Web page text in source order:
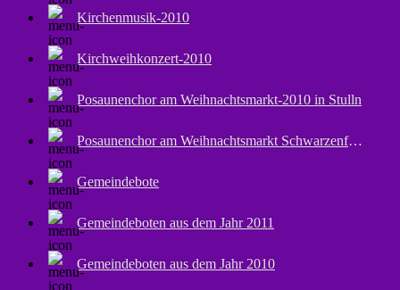
Kirchenmusik-2010
Kirchweihkonzert-2010
Posaunenchor am Weihnachtsmarkt-2010 in Stulln
Posaunenchor am Weihnachtsmarkt Schwarzenfeld
Gemeindebote
Gemeindeboten aus dem Jahr 2011
Gemeindeboten aus dem Jahr 2010